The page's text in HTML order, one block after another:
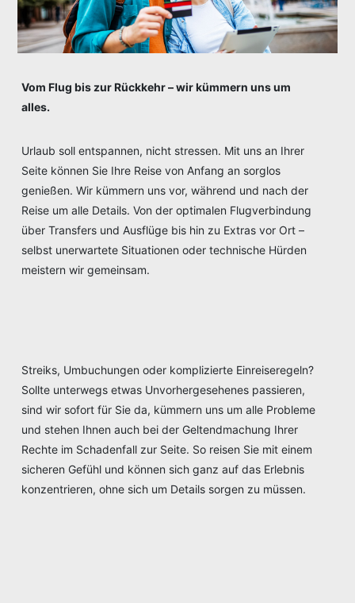
Vom Flug bis zur Rückkehr – wir kümmern uns um
alles.
Urlaub soll entspannen, nicht stressen. Mit uns an Ihrer
Seite können Sie Ihre Reise von Anfang an sorglos
genießen. Wir kümmern uns vor, während und nach der
Reise um alle Details. Von der optimalen Flugverbindung
über Transfers und Ausflüge bis hin zu Extras vor Ort –
selbst unerwartete Situationen oder technische Hürden
meistern wir gemeinsam.
Streiks, Umbuchungen oder komplizierte Einreiseregeln?
Sollte unterwegs etwas Unvorhergesehenes passieren,
sind wir sofort für Sie da, kümmern uns um alle Probleme
und stehen Ihnen auch bei der Geltendmachung Ihrer
Rechte im Schadenfall zur Seite. So reisen Sie mit einem
sicheren Gefühl und können sich ganz auf das Erlebnis
konzentrieren, ohne sich um Details sorgen zu müssen.